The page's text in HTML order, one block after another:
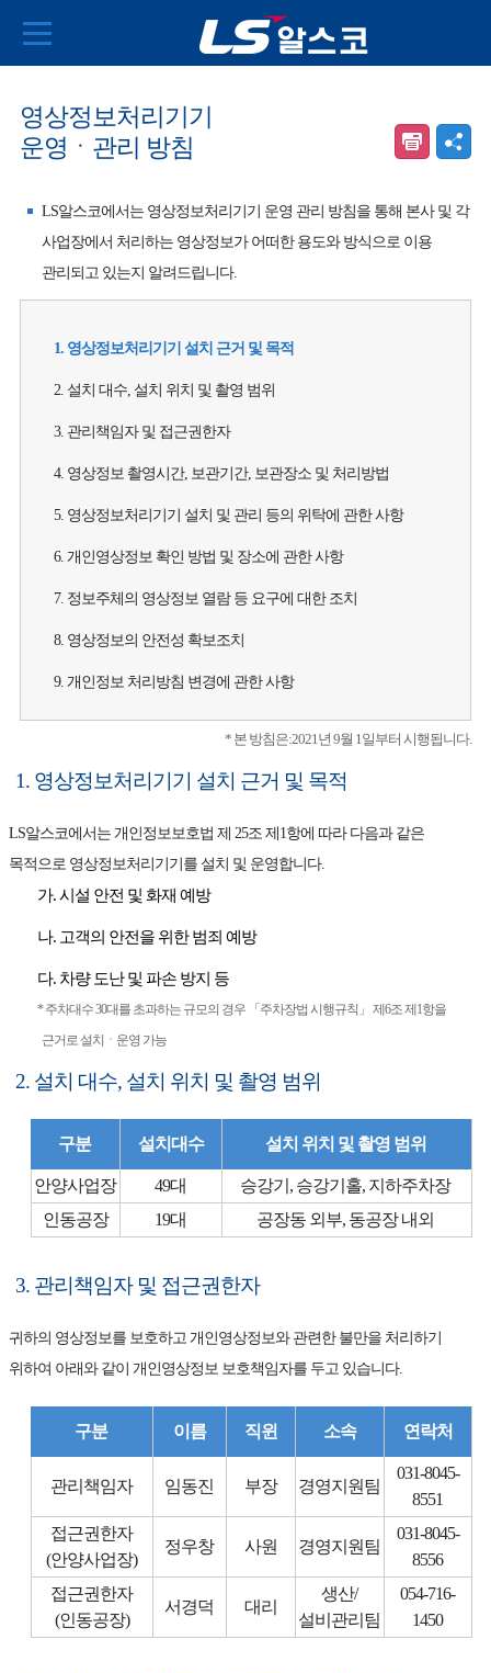
영상정보처리기기
운영ㆍ관리 방침
LS알스코에서는 영상정보처리기기 운영 관리 방침을 통해 본사 및 각
사업장에서 처리하는 영상정보가 어떠한 용도와 방식으로 이용
관리되고 있는지 알려드립니다.
1. 영상정보처리기기 설치 근거 및 목적
2. 설치 대수, 설치 위치 및 촬영 범위
3. 관리책임자 및 접근권한자
4. 영상정보 촬영시간, 보관기간, 보관장소 및 처리방법
5. 영상정보처리기기 설치 및 관리 등의 위탁에 관한 사항
6. 개인영상정보 확인 방법 및 장소에 관한 사항
7. 정보주체의 영상정보 열람 등 요구에 대한 조치
8. 영상정보의 안전성 확보조치
9. 개인정보 처리방침 변경에 관한 사항
* 본 방침은:2021년 9월 1일부터 시행됩니다.
1. 영상정보처리기기 설치 근거 및 목적
LS알스코에서는 개인정보보호법 제 25조 제1항에 따라 다음과 같은
목적으로 영상정보처리기기를 설치 및 운영합니다.
가. 시설 안전 및 화재 예방
나. 고객의 안전을 위한 범죄 예방
다. 차량 도난 및 파손 방지 등
* 주차대수 30대를 초과하는 규모의 경우 「주차장법 시행규칙」 제6조 제1항을
근거로 설치ㆍ운영 가능
2. 설치 대수, 설치 위치 및 촬영 범위
구분 설치대수 설치 위치 및 촬영 범위
안양사업장 49대
승강기, 승강기홀, 지하주차장
인동공장
19대 공장동 외부, 동공장 내외
3. 관리책임자 및 접근권한자
귀하의 영상정보를 보호하고 개인영상정보와 관련한 불만을 처리하기
위하여 아래와 같이 개인영상정보 보호책임자를 두고 있습니다.
구분 이름 직윈 소속 연락처
관리책임자 임동진 부장 경영지원팀
031-8045-
8551
접근권한자
(안양사업장)
정우창 사원 경영지원팀
031-8045-
8556
접근권한자
(인동공장)
서경덕 대리
생산/
설비관리팀
054-716-
1450